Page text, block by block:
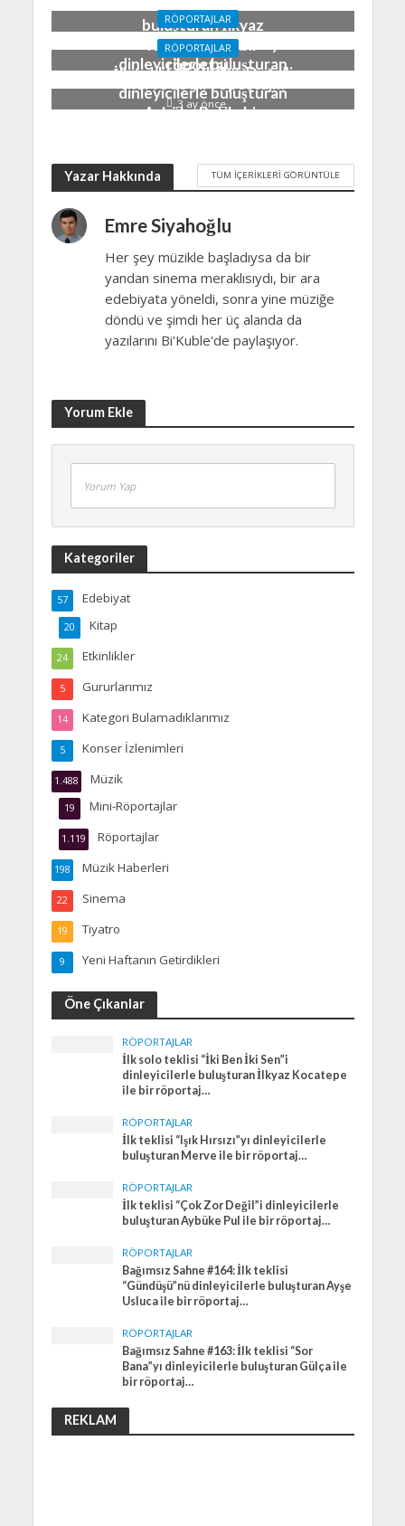
buluşturan İlkyaz
Kocatepe ile bir
röportaj…
RÖPORTAJLAR
İlk teklisi “Işık Hırsızı”yı
dinleyicilerle buluşturan
3 ay önce
RÖPORTAJLAR
İlk teklisi “Çok Zor Değil”i
dinleyicilerle buluşturan
Aybüke Pul ile bir
Yazar Hakkında TÜM İÇERIKLERI GÖRÜNTÜLE
Emre Siyahoğlu
Her şey müzikle başladıysa da bir
yandan sinema meraklısıydı, bir ara
edebiyata yöneldi, sonra yine müziğe
döndü ve şimdi her üç alanda da
yazılarını Bi'Kuble'de paylaşıyor.
Yorum Ekle
Yorum Yap
Kategoriler
Edebiyat
57
Kitap
20
Etkinlikler
24
Gururlarımız
5
Kategori Bulamadıklarımız
14
Konser İzlenimleri
5
Müzik
1.488
Mini-Röportajlar
19
Röportajlar
1.119
Müzik Haberleri
198
Sinema
22
Tiyatro
19
Yeni Haftanın Getirdikleri
9
Öne Çıkanlar
RÖPORTAJLAR
İlk solo teklisi “İki Ben İki Sen”i
dinleyicilerle buluşturan İlkyaz Kocatepe
ile bir röportaj…
RÖPORTAJLAR
İlk teklisi “Işık Hırsızı”yı dinleyicilerle
buluşturan Merve ile bir röportaj…
RÖPORTAJLAR
İlk teklisi “Çok Zor Değil”i dinleyicilerle
buluşturan Aybüke Pul ile bir röportaj…
RÖPORTAJLAR
Bağımsız Sahne #164: İlk teklisi
“Gündüşü”nü dinleyicilerle buluşturan Ayşe
Usluca ile bir röportaj…
RÖPORTAJLAR
Bağımsız Sahne #163: İlk teklisi “Sor
Bana”yı dinleyicilerle buluşturan Gülça ile
bir röportaj…
REKLAM